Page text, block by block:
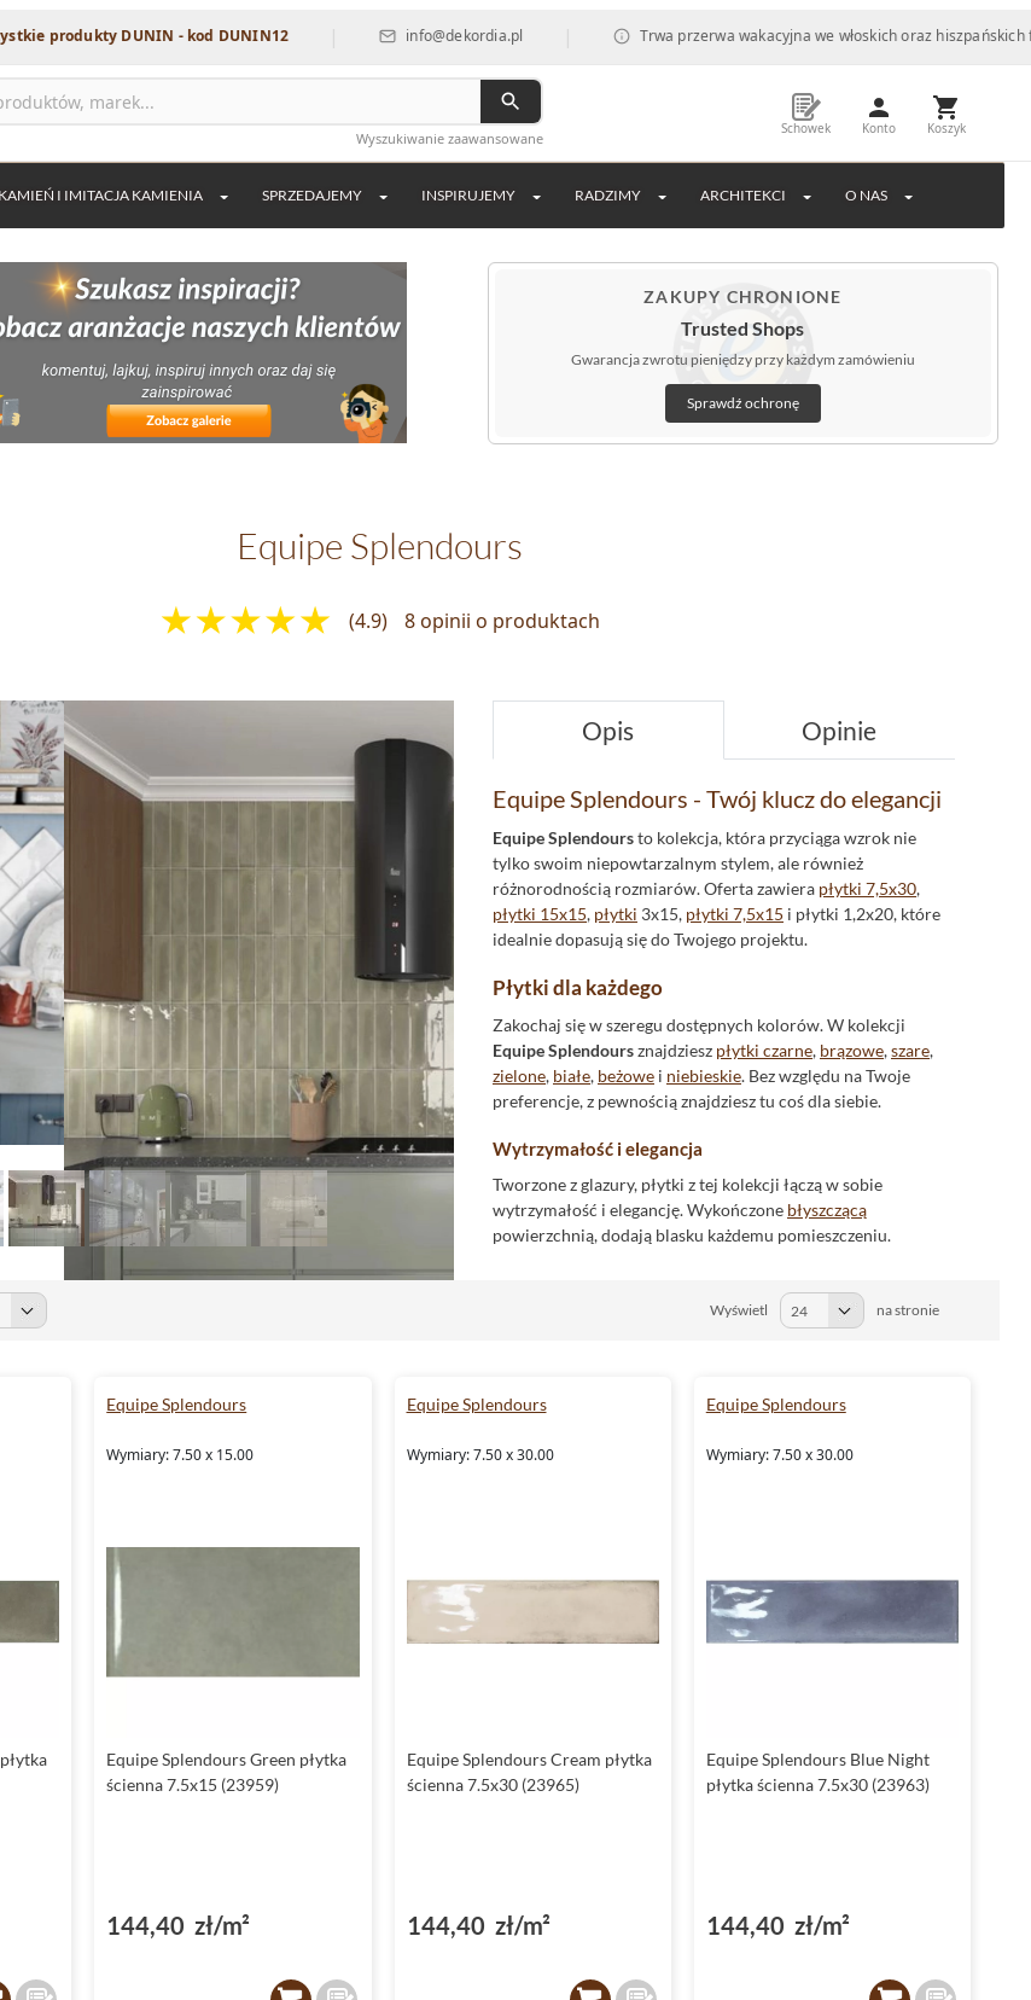
DUNIN - kod DUNIN12 | info@dekordia.pl | Trwa przerwa wakacyjna we włoskich oraz hiszpańskich
Wyszukiwanie zaawansowane
Schowek Konto Koszyk
KAMIEŃ I IMITACJA KAMIENIA SPRZEDAJEMY INSPIRUJEMY RADZIMY ARCHITEKCI O NAS
ZAKUPY CHRONIONE
Trusted Shops
Gwarancja zwrotu pieniędzy przy każdym zamówieniu
Sprawdź ochronę
Equipe Splendours
(4.9) 8 opinii o produktach
Opis Opinie
Equipe Splendours - Twój klucz do elegancji
Equipe Splendoursto kolekcja, która przyciąga wzrok nie
tylko swoim niepowtarzalnym stylem, ale również
różnorodnością rozmiarów. Oferta zawiera płytki 7,5x30,
płytki 15x15, płytki 3x15, płytki 7,5x15 i płytki 1,2x20, które
idealnie dopasują się do Twojego projektu.
Płytki dla każdego
Zakochaj się w szeregu dostępnych kolorów. W kolekcji
Equipe Splendoursznajdziesz płytki czarne, brązowe,szare,
zielone, białe, beżowe i niebieskie. Bez względu na Twoje
preferencje, z pewnością znajdziesz tu coś dla siebie.
Wytrzymałość i elegancja
Tworzone z glazury, płytki z tej kolekcji łączą w sobie
wytrzymałość i elegancję. Wykończone błyszczącą
powierzchnią, dodają blasku każdemu pomieszczeniu.
są idealnym wyboremdo łazienki
doskonałym rozwiązaniem dla osób szukających unikalnych
rozmiarom i kolorom, możesz stworzyć kuchnię swoich
Nie czekaj. Odkryj świat Equipe Splendours już dziś i
Wyświetl na stronie
Equipe Splendours
Wymiary: 7.50 x 15.00
Equipe Splendours Green płytka
ścienna 7.5x15 (23959)
144,40 zł/m²
Equipe Splendours
Wymiary: 7.50 x 30.00
Equipe Splendours Cream płytka
ścienna 7.5x30 (23965)
144,40 zł/m²
Equipe Splendours
Wymiary: 7.50 x 30.00
Equipe Splendours Blue Night
płytka ścienna 7.5x30 (23963)
144,40 zł/m²